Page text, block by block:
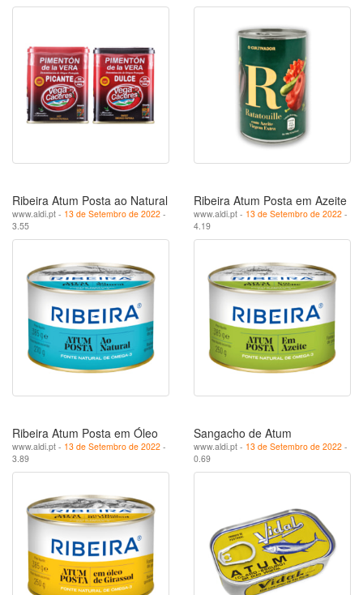
Ribeira Atum Posta ao Natural
www.aldi.pt - 13 de Setembro de 2022 -
3.55
Ribeira Atum Posta em Azeite
www.aldi.pt - 13 de Setembro de 2022 -
4.19
Ribeira Atum Posta em Óleo
www.aldi.pt - 13 de Setembro de 2022 -
3.89
Sangacho de Atum
www.aldi.pt - 13 de Setembro de 2022 -
0.69